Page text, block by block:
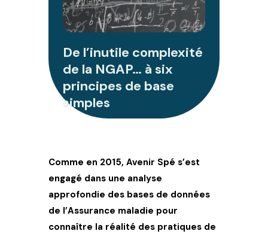
De l’inutile complexité
de la NGAP… à six
principes de base
simples
Comme en 2015, Avenir Spé s’est
engagé dans une analyse
approfondie des bases de données
de l’Assurance maladie pour
connaître la réalité des pratiques de